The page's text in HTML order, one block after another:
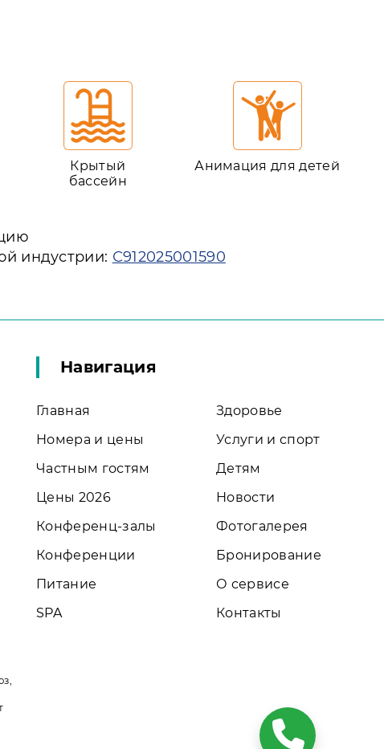
Крытый
бассейн
Анимация для детей
индустрии: С912025001590
Навигация
Главная
Номера и цены
Частным гостям
Цены 2026
Конференц-залы
Конференции
Питание
SPA
Здоровье
Услуги и спорт
Детям
Новости
Фотогалерея
Бронирование
О сервисе
Контакты